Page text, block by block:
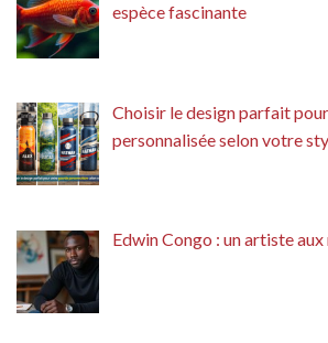
espèce fascinante
Choisir le design parfait
personnalisée selon votre
Edwin Congo : un artiste